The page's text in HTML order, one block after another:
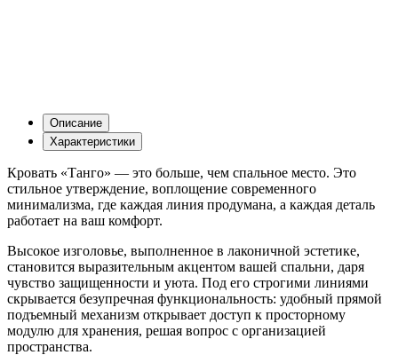
Описание
Характеристики
Кровать «Танго» — это больше, чем спальное место. Это
стильное утверждение, воплощение современного
минимализма, где каждая линия продумана, а каждая деталь
работает на ваш комфорт.
Высокое изголовье, выполненное в лаконичной эстетике,
становится выразительным акцентом вашей спальни, даря
чувство защищенности и уюта. Под его строгими линиями
скрывается безупречная функциональность: удобный прямой
подъемный механизм открывает доступ к просторному
модулю для хранения, решая вопрос с организацией
пространства.